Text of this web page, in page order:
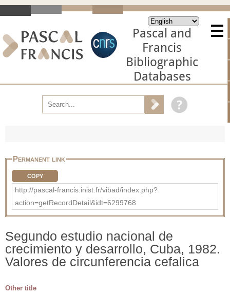
Pascal and
Francis
Bibliographic
Databases
Permanent link
COPY
http://pascal-francis.inist.fr/vibad/index.php?
action=getRecordDetail&idt=6299768
Segundo estudio nacional de
crecimiento y desarrollo, Cuba, 1982.
Valores de circunferencia cefalica
Other title